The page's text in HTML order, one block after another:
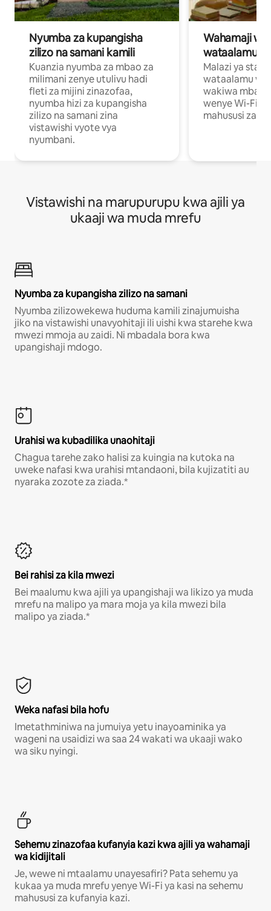
Nyumba za kupangisha
zilizo na samani kamili
Kuanzia nyumba za mbao za
milimani zenye utulivu hadi
fleti za mijini zinazofaa,
nyumba hizi za kupangisha
zilizo na samani zina
vistawishi vyote vya
nyumbani.
Wahamaji
wataalamu
Malazi ya
wataalamu
wakiwa mbali
wenye Wi-Fi
mahususi za
Vistawishi na marupurupu kwa ajili ya
ukaaji wa muda mrefu
Nyumba za kupangisha zilizo na samani
Nyumba zilizowekewa huduma kamili zinajumuisha
jiko na vistawishi unavyohitaji ili uishi kwa starehe kwa
mwezi mmoja au zaidi. Ni mbadala bora kwa
upangishaji mdogo.
Urahisi wa kubadilika unaohitaji
Chagua tarehe zako halisi za kuingia na kutoka na
uweke nafasi kwa urahisi mtandaoni, bila kujizatiti au
nyaraka zozote za ziada.*
Bei rahisi za kila mwezi
Bei maalumu kwa ajili ya upangishaji wa likizo ya muda
mrefu na malipo ya mara moja ya kila mwezi bila
malipo ya ziada.*
Weka nafasi bila hofu
Imetathminiwa na jumuiya yetu inayoaminika ya
wageni na usaidizi wa saa 24 wakati wa ukaaji wako
wa siku nyingi.
Sehemu zinazofaa kufanyia kazi kwa ajili ya wahamaji
wa kidijitali
Je, wewe ni mtaalamu unayesafiri? Pata sehemu ya
kukaa ya muda mrefu yenye Wi-Fi ya kasi na sehemu
mahususi za kufanyia kazi.